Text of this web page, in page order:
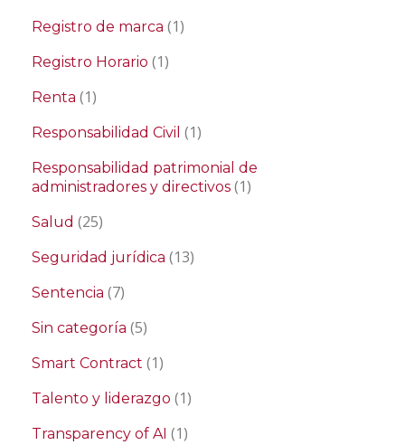
Registro de marca (1)
Registro Horario (1)
Renta (1)
Responsabilidad Civil (1)
Responsabilidad patrimonial de
administradores y directivos (1)
Salud (25)
Seguridad jurídica (13)
Sentencia (7)
Sin categoría (5)
Smart Contract (1)
Talento y liderazgo (1)
Transparency of AI (1)